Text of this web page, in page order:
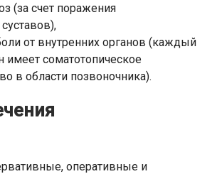
(за счет поражения
от внутренних органов (каждый
имеет соматотопическое
в области позвоночника).
оперативные и